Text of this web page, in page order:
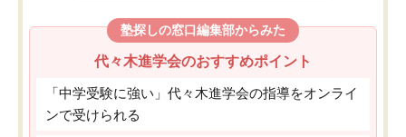
塾探しの窓口編集部からみた
代々木進学会のおすすめポイント
「中学受験に強い」代々木進学会の指導をオンライ
ンで受けられる